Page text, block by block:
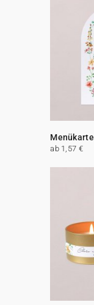
Menükarte
ab 1,57 €